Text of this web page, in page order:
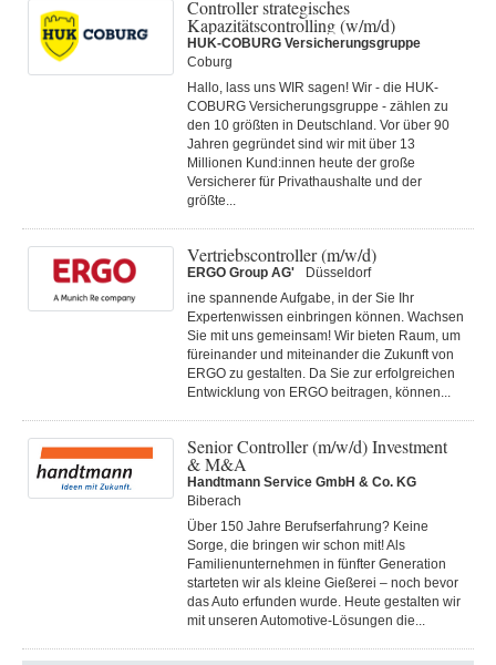
Controller strategisches
Kapazitätscontrolling (w/m/d)
HUK-COBURG Versicherungsgruppe
Coburg
Hallo, lass uns WIR sagen! Wir - die HUK-
COBURG Versicherungsgruppe - zählen zu
den 10 größten in Deutschland. Vor über 90
Jahren gegründet sind wir mit über 13
Millionen Kund:innen heute der große
Versicherer für Privathaushalte und der
größte...
Vertriebscontroller (m/w/d)
ERGO Group AG'
Düsseldorf
ine spannende Aufgabe, in der Sie Ihr
Expertenwissen einbringen können. Wachsen
Sie mit uns gemeinsam! Wir bieten Raum, um
füreinander und miteinander die Zukunft von
ERGO zu gestalten. Da Sie zur erfolgreichen
Entwicklung von ERGO beitragen, können...
Senior Controller (m/w/d) Investment
& M&A
Handtmann Service GmbH & Co. KG
Biberach
Über 150 Jahre Berufserfahrung? Keine
Sorge, die bringen wir schon mit! Als
Familienunternehmen in fünfter Generation
starteten wir als kleine Gießerei – noch bevor
das Auto erfunden wurde. Heute gestalten wir
mit unseren Automotive-Lösungen die...